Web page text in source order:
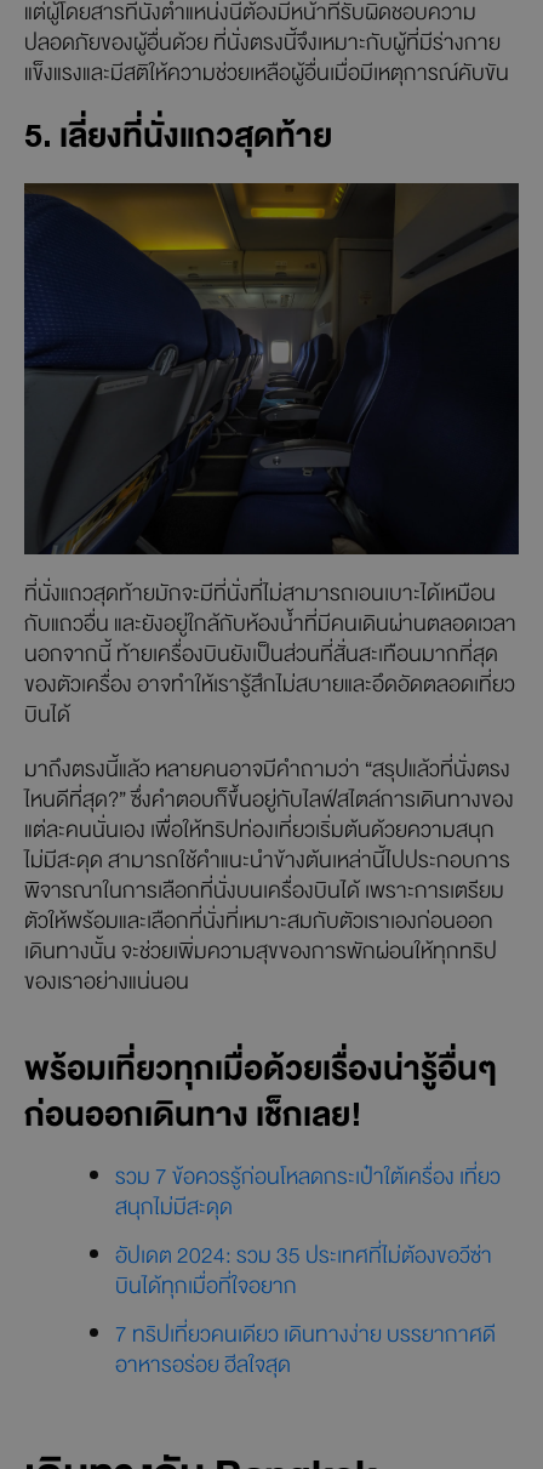
แต่ผู้โดยสารที่นั่งตำแหน่งนี้ต้องมีหน้าที่รับผิดชอบความ
ปลอดภัยของผู้อื่นด้วย ที่นั่งตรงนี้จึงเหมาะกับผู้ที่มีร่างกาย
แข็งแรงและมีสติให้ความช่วยเหลือผู้อื่นเมื่อมีเหตุการณ์คับขัน
5. เลี่ยงที่นั่งแถวสุดท้าย
ที่นั่งแถวสุดท้ายมักจะมีที่นั่งที่ไม่สามารถเอนเบาะได้เหมือน
กับแถวอื่น และยังอยู่ใกล้กับห้องน้ำที่มีคนเดินผ่านตลอดเวลา
นอกจากนี้ ท้ายเครื่องบินยังเป็นส่วนที่สั่นสะเทือนมากที่สุด
ของตัวเครื่อง อาจทำให้เรารู้สึกไม่สบายและอึดอัดตลอดเที่ยว
บินได้
มาถึงตรงนี้แล้ว หลายคนอาจมีคำถามว่า “สรุปแล้วที่นั่งตรง
ไหนดีที่สุด?” ซึ่งคำตอบก็ขึ้นอยู่กับไลฟ์สไตล์การเดินทางของ
แต่ละคนนั่นเอง เพื่อให้ทริปท่องเที่ยวเริ่มต้นด้วยความสนุก
ไม่มีสะดุด สามารถใช้คำแนะนำข้างต้นเหล่านี้ไปประกอบการ
พิจารณาในการเลือกที่นั่งบนเครื่องบินได้ เพราะการเตรียม
ตัวให้พร้อมและเลือกที่นั่งที่เหมาะสมกับตัวเราเองก่อนออก
เดินทางนั้น จะช่วยเพิ่มความสุขของการพักผ่อนให้ทุกทริป
ของเราอย่างแน่นอน
พร้อมเที่ยวทุกเมื่อด้วยเรื่องน่ารู้อื่นๆ
ก่อนออกเดินทาง เช็กเลย!
รวม 7 ข้อควรรู้ก่อนโหลดกระเป๋าใต้เครื่อง เที่ยว
สนุกไม่มีสะดุด
อัปเดต 2024: รวม 35 ประเทศที่ไม่ต้องขอวีซ่า
บินได้ทุกเมื่อที่ใจอยาก
7 ทริปเที่ยวคนเดียว เดินทางง่าย บรรยากาศดี
อาหารอร่อย ฮีลใจสุด